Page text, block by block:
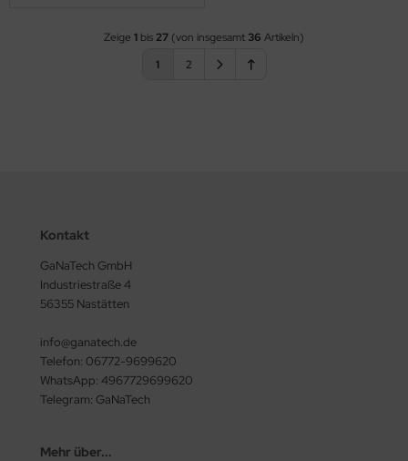
Zeige 1 bis27 (von insgesamt 36 Artikeln)
1
2
Kontakt
GaNaTech GmbH
Industriestraße 4
56355 Nastätten
info@ganatech.de
Telefon: 06772-9699620
WhatsApp: 4967729699620
Telegram: GaNaTech
Mehr über...